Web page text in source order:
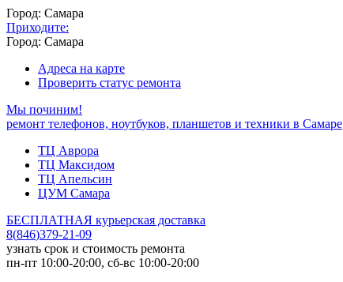
Город: Самара
Приходите:
Город: Самара
Адреса на карте
Проверить статус ремонта
Мы починим!
ремонт телефонов, ноутбуков, планшетов и техники в Самаре
ТЦ Аврора
ТЦ Максидом
ТЦ Апельсин
ЦУМ Самара
БЕСПЛАТНАЯ курьерская доставка
8(846)379-21-09
узнать срок и стоимость ремонта
пн-пт 10:00-20:00, сб-вс 10:00-20:00